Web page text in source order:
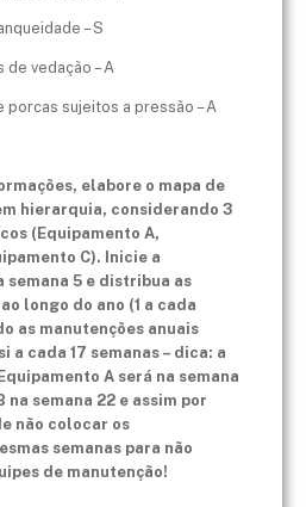
– S
de vedação – A
porcas sujeitos a pressão – A
elabore o mapa de
hierarquia, considerando 3
(Equipamento A,
C). Inicie a
semana 5 e distribua as
longo do ano (1 a cada
as manutenções anuais
cada 17 semanas – dica: a
A será na semana
na semana 22 e assim por
não colocar os
semanas para não
de manutenção!